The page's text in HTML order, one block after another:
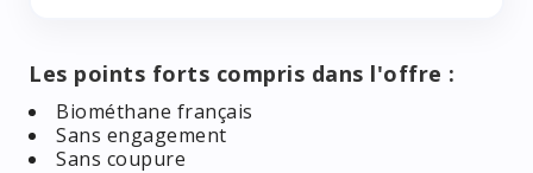
Les points forts compris dans l'offre :
Biométhane français
Sans engagement
Sans coupure